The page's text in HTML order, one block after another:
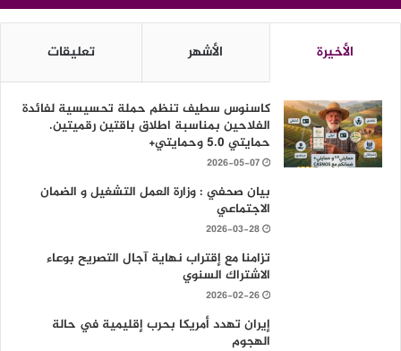
الأخيرة الأشهر تعليقات
كاسنوس سطيف تنظم حملة تحسيسية لفائدة
الفلاحين بمناسبة اطلاق باقتين رقميتين.
حمايتي 5.0 وحمايتي+
2026-05-07
بيان صحفي : وزارة العمل التشغيل و الضمان
الاجتماعي
2026-03-28
تزامنا مع إقتراب نهاية آجال التصريح بوعاء
الاشتراك السنوي
2026-02-26
إيران تهدد أمريكا بحرب إقليمية في حالة
الهجوم